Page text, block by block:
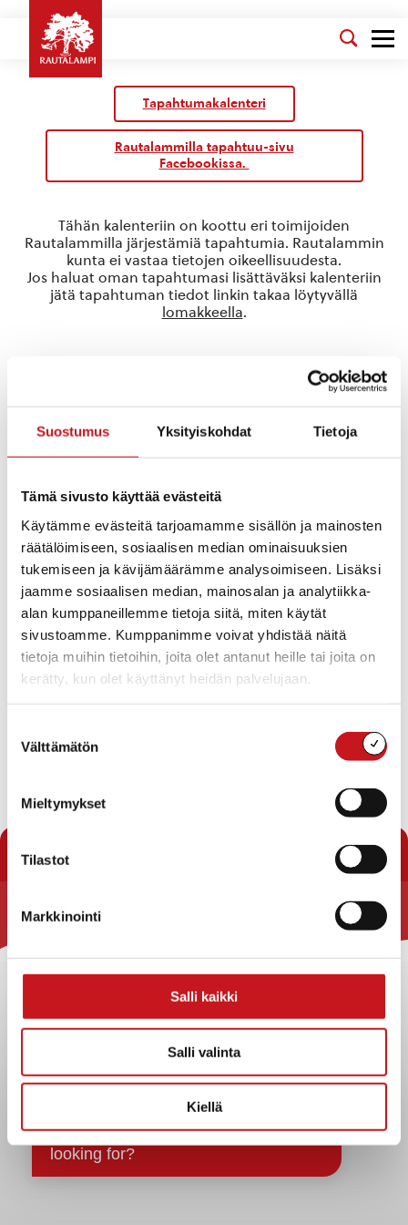
Suostumus Yksityiskohdat Tietoja
Tämä sivusto käyttää evästeitä
Käytämme evästeitä tarjoamamme sisällön ja mainosten
räätälöimiseen, sosiaalisen median ominaisuuksien
tukemiseen ja kävijämäärämme analysoimiseen. Lisäksi
jaamme sosiaalisen median, mainosalan ja analytiikka-
alan kumppaneillemme tietoja siitä, miten käytät
sivustoamme. Kumppanimme voivat yhdistää näitä
tietoja muihin tietoihin, joita olet antanut heille tai joita on
kerätty, kun olet käyttänyt heidän palvelujaan.
valinta
Välttämätön
Mieltymykset
Tilastot
Markkinointi
Salli kaikki
Salli valinta
Kiellä
Tapahtumakalenteri
Rautalammilla tapahtuu-sivu
Facebookissa.
Etelä-Konneveden kansallispuisto
« Kaikki Tapahtumat
OsoiteRautalampi Pohjois-Savo 77700
sivusto
Tapahtumat tässä tapahtumapaikka
NoticeEi tuloksia.
Tuleva
Valitse
päivä.
Seuraavat
Tähän kalenteriin on koottu eri toimijoiden
Rautalammilla järjestämiä tapahtumia. Rautalammin
kunta ei vastaa tietojen oikeellisuudesta.
Jos haluat oman tapahtumasi lisättäväksi kalenteriin
jätä tapahtuman tiedot linkin takaa löytyvällä
lomakkeella.
Yhteystiedot
Strategiat, ohjelmat, ohjeet, suunnitelmat, säännöt ja
sopimukset
Asiakirjajulkisuuskuvaus
Evästeet
Tietosuoja
Tietosuojaselosteet